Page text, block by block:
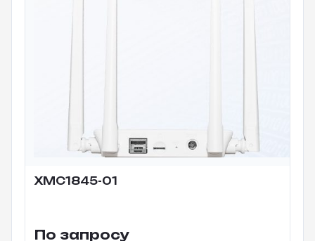
XMC1845-01
По запросу